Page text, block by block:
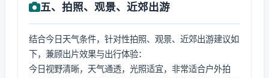
五、拍照、观景、近郊出游
结合今日天气条件，针对性拍照、观景、近郊出游建议如
下，兼顾出片效果与出行体验：
今日视野清晰，天气通透，光照适宜，非常适合户外拍